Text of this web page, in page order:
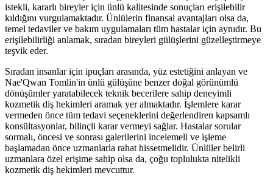
istekli, kararlı bireyler için ünlü kalitesinde sonuçları erişilebilir
kıldığını vurgulamaktadır. Ünlülerin finansal avantajları olsa da,
temel tedaviler ve bakım uygulamaları tüm hastalar için aynıdır. Bu
erişilebilirliği anlamak, sıradan bireyleri gülüşlerini güzelleştirmeye
teşvik eder.
Sıradan insanlar için ipuçları arasında, yüz estetiğini anlayan ve
Nae'Qwan Tomlin'in ünlü gülüşüne benzer doğal görünümlü
dönüşümler yaratabilecek teknik becerilere sahip deneyimli
kozmetik diş hekimleri aramak yer almaktadır. İşlemlere karar
vermeden önce tüm tedavi seçeneklerini değerlendiren kapsamlı
konsültasyonlar, bilinçli karar vermeyi sağlar. Hastalar sorular
sormalı, öncesi ve sonrası galerilerini incelemeli ve işleme
başlamadan önce uzmanlarla rahat hissetmelidir. Ünlüler belirli
uzmanlara özel erişime sahip olsa da, çoğu toplulukta nitelikli
kozmetik diş hekimleri mevcuttur.